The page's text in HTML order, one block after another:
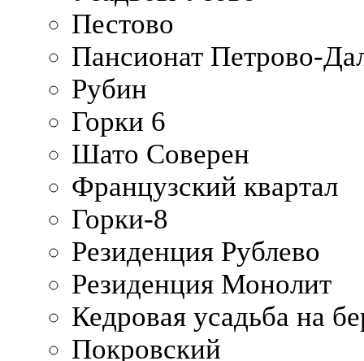
Пестово
Пансионат Петрово-
Рубин
Горки 6
Шато Соверен
Французский квартал
Горки-8
Резиденция Рублево
Резиденция Монолит
Кедровая усадьба на
Покровский